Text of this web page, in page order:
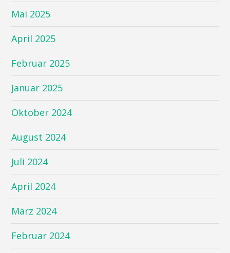
Mai 2025
April 2025
Februar 2025
Januar 2025
Oktober 2024
August 2024
Juli 2024
April 2024
März 2024
Februar 2024